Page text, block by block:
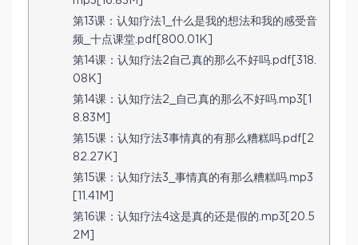
第13课：认知疗法1_什么是我的想法和我的感受音
频_十点课堂.pdf[800.01K]
第14课：认知疗法2自己真的那么不好吗.pdf[318.
08K]
第14课：认知疗法2_自己真的那么不好吗.mp3[1
8.83M]
第15课：认知疗法3事情真的有那么糟糕吗.pdf[2
82.27K]
第15课：认知疗法3_事情真的有那么糟糕吗.mp3
[11.41M]
第16课：认知疗法4这是真的还是假的.mp3[20.5
2M]